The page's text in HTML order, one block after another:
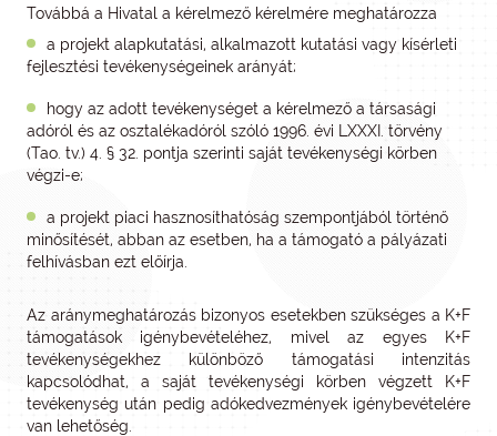
Továbbá a Hivatal a kérelmező kérelmére meghatározza
a projekt alapkutatási, alkalmazott kutatási vagy kísérleti
fejlesztési tevékenységeinek arányát;
hogy az adott tevékenységet a kérelmező a társasági
adóról és az osztalékadóról szóló 1996. évi LXXXI. törvény
(Tao. tv.) 4. § 32. pontja szerinti saját tevékenységi körben
végzi-e;
a projekt piaci hasznosíthatóság szempontjából történő
minősítését, abban az esetben, ha a támogató a pályázati
felhívásban ezt előírja.
Az aránymeghatározás bizonyos esetekben szükséges a K+F
támogatások igénybevételéhez, mivel az egyes K+F
tevékenységekhez különböző támogatási intenzitás
kapcsolódhat, a saját tevékenységi körben végzett K+F
tevékenység után pedig adókedvezmények igénybevételére
van lehetőség.